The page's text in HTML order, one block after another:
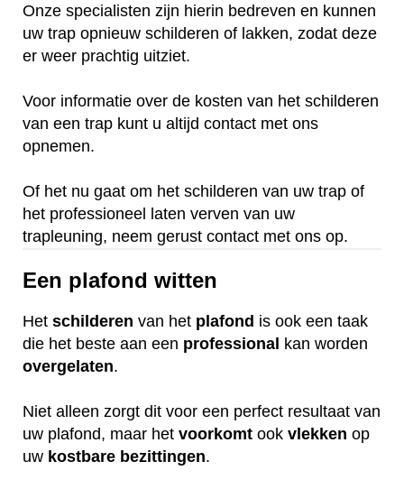
Onze specialisten zijn hierin bedreven en kunnen
uw trap opnieuw schilderen of lakken, zodat deze
er weer prachtig uitziet.
Voor informatie over de kosten van het schilderen
van een trap kunt u altijd contact met ons
opnemen.
Of het nu gaat om het schilderen van uw trap of
het professioneel laten verven van uw
trapleuning, neem gerust contact met ons op.
Een plafond witten
Het schilderen van het plafond is ook een taak
die het beste aan een professional kan worden
overgelaten.
Niet alleen zorgt dit voor een perfect resultaat van
uw plafond, maar het voorkomt ook vlekken op
uw kostbare bezittingen.